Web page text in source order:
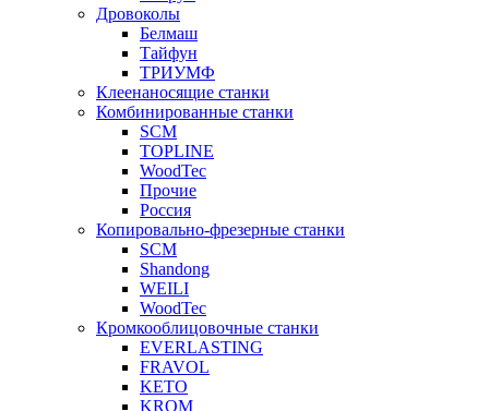
Дровоколы
Белмаш
Тайфун
ТРИУМФ
Клеенаносящие станки
Комбинированные станки
SCM
TOPLINE
WoodTec
Прочие
Россия
Копировально-фрезерные станки
SCM
Shandong
WEILI
WoodTec
Кромкооблицовочные станки
EVERLASTING
FRAVOL
KETO
KROM